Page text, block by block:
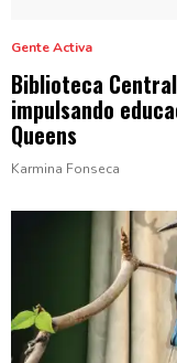
Gente Activa
Biblioteca
impulsando
Queens
Karmina Fonseca